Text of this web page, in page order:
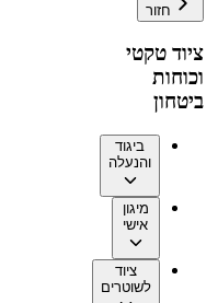
חזור
ציוד טקטי
וכוחות
ביטחון
ביגוד
והנעלה
מיגון
אישי
ציוד
לשוטרים